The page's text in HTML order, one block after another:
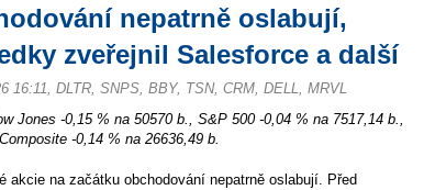
nepatrně oslabují,
zveřejnil Salesforce a další
16:11, DLTR, SNPS, BBY, TSN, CRM, DELL, MRVL
Jones -0,15 % na 50570 b., S&P 500 -0,04 % na 7517,14 b.,
-0,14 % na 26636,49 b.
akcie na začátku obchodování nepatrně oslabují. Před